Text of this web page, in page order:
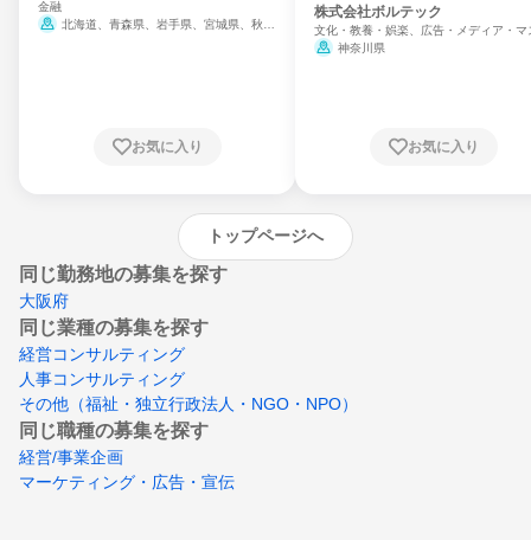
金融
北海道、青森県、岩手県、宮城県、秋田
崎県、熊本県、大分県、宮崎県、鹿児島県、
お気に入り
門
株式会社ボルテック
文化・教養・娯楽、広告・メディア・マ
ミ、電力・ガス・水道・エネルギー
神奈川県
お気に入り
トップページへ
同じ勤務地の募集を探す
大阪府
同じ業種の募集を探す
経営コンサルティング
人事コンサルティング
その他（福祉・独立行政法人・NGO・NPO）
同じ職種の募集を探す
経営/事業企画
マーケティング・広告・宣伝